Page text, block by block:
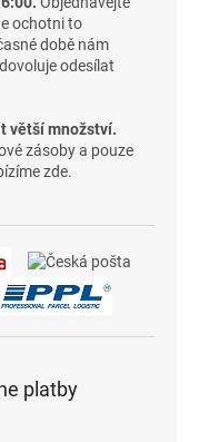
ochotni to
době nám
odesílat
větší množství.
zásoby a pouze
zde.
platby